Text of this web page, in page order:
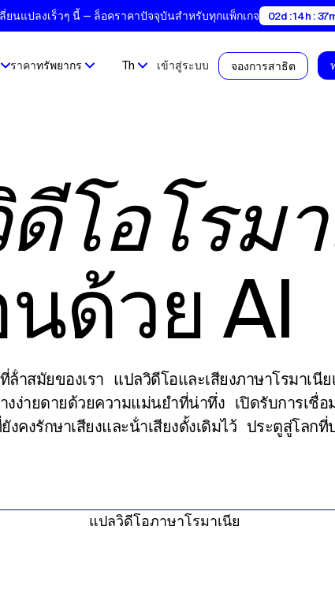
นแปลงเร็วๆ นี้ — ล็อคราคาปัจจุบันสำหรับทุกแพ็กเกจ 02d : 14h :
ราคาทรัพยากร Th เข้าสู่ระบบ จองการสาธิต
ดีโอโรม
ด้วย AI
าสมัยของเรา แปลวิดีโอและเสียงภาษาโรมาเนี
ง่ายดายด้วยความแม่นยําที่น่าทึ่ง เปิดรับการเชื่อ
งรักษาเสียงและน้ําเสียงดั้งเดิมไว้ ประตูสู่โลกที่